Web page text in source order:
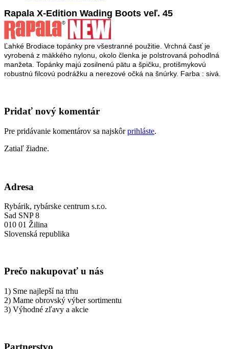
Rapala X-Edition Wading Boots veľ. 45
Ľahké Brodiace topánky pre všestranné použitie. Vrchná časť je
vyrobená z mäkkého nylonu, okolo členka je polstrovaná pohodlná
manžeta. Topánky majú zosilnenú pätu a špičku, protišmykovú
robustnú filcovú podrážku a nerezové očká na šnúrky. Farba : sivá.
Pridať nový komentár
Pre pridávanie komentárov sa najskôrprihláste.
Zatiaľ žiadne.
Adresa
Rybárik, rybárske centrum s.r.o.
Sad SNP 8
010 01 Žilina
Slovenská republika
Prečo nakupovať u nás
1) Sme najlepší na trhu
2) Mame obrovský výber sortimentu
3) Výhodné zľavy a akcie
Partnerstvo